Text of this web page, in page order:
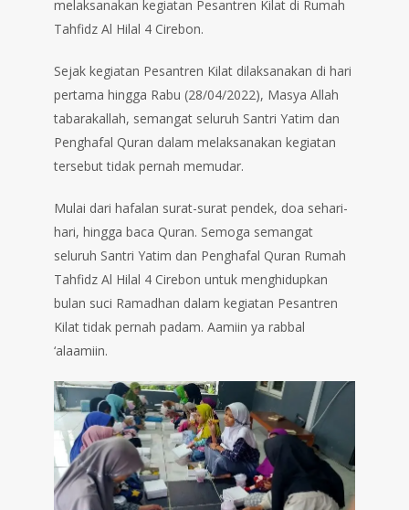
melaksanakan kegiatan Pesantren Kilat di Rumah
Tahfidz Al Hilal 4 Cirebon.
Sejak kegiatan Pesantren Kilat dilaksanakan di hari
pertama hingga Rabu (28/04/2022), Masya Allah
tabarakallah, semangat seluruh Santri Yatim dan
Penghafal Quran dalam melaksanakan kegiatan
tersebut tidak pernah memudar.
Mulai dari hafalan surat-surat pendek, doa sehari-
hari, hingga baca Quran. Semoga semangat
seluruh Santri Yatim dan Penghafal Quran Rumah
Tahfidz Al Hilal 4 Cirebon untuk menghidupkan
bulan suci Ramadhan dalam kegiatan Pesantren
Kilat tidak pernah padam. Aamiin ya rabbal
‘alaamiin.